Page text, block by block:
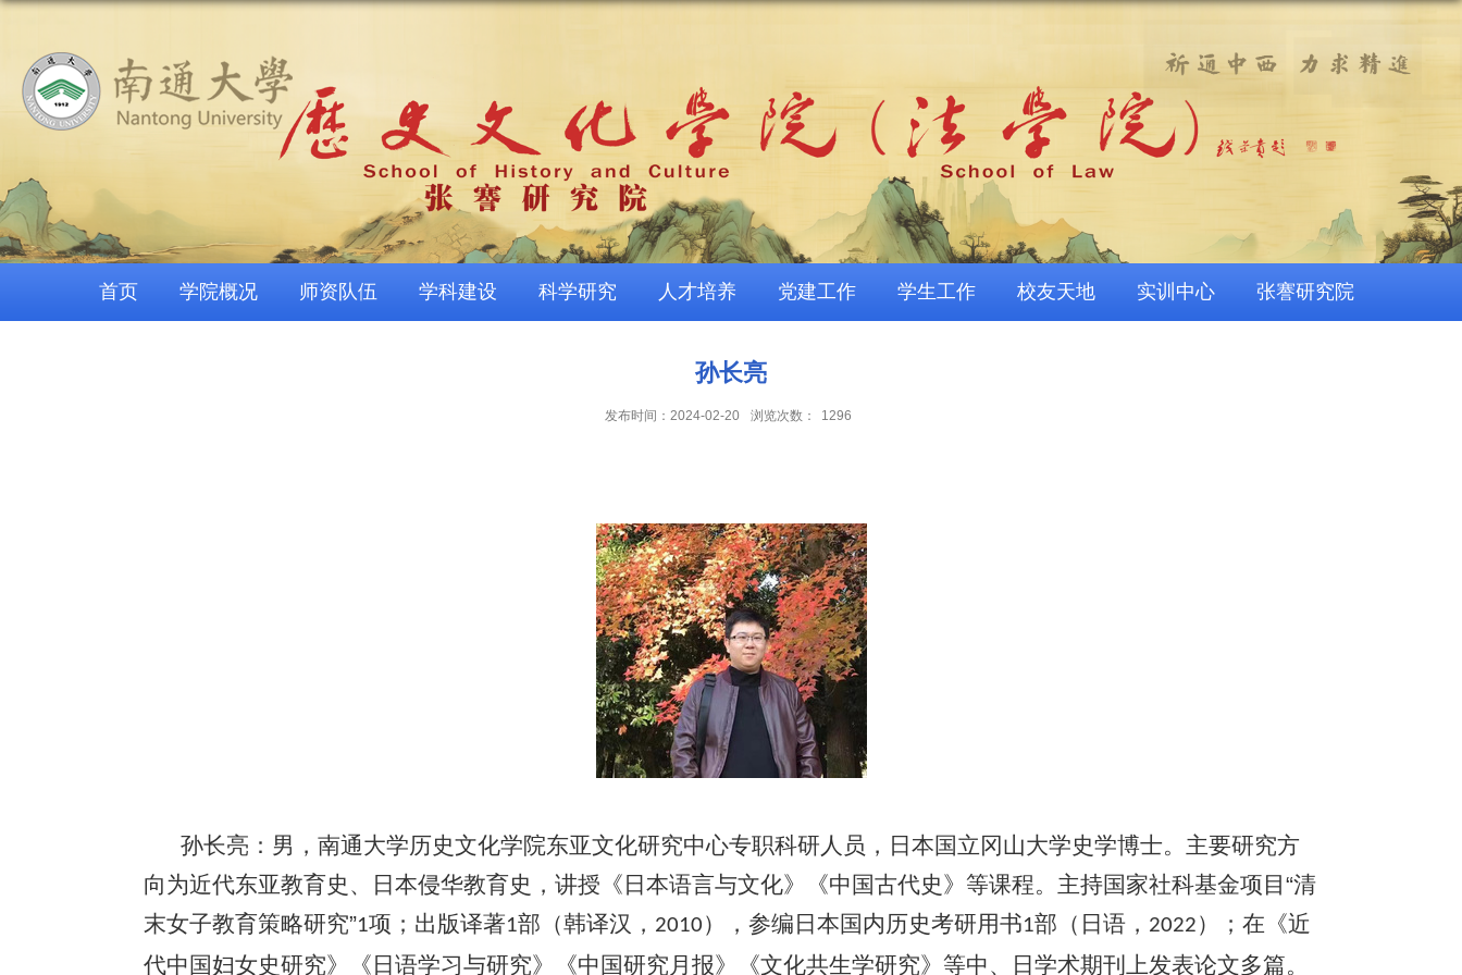
首页 学院概况 师资队伍 学科建设 科学研究 人才培养 党建工作 学生工作 校友天地 实训中心 张謇研究院
孙长亮
发布时间：2024-02-20 浏览次数： 1296
孙长亮：男，南通大学历史文化学院东亚文化研究中心专职科研人员，日本国立冈山大学史学博士。主要研究方
向为近代东亚教育史、日本侵华教育史，讲授《日本语言与文化》《中国古代史》等课程。主持国家社科基金项目“清
末女子教育策略研究”1项；出版译著1部（韩译汉， 2010），参编日本国内历史考研用书1部（日语， 2022）；在《近
代中国妇女史研究》《日语学习与研究》《中国研究月报》《文化共生学研究》等中、日学术期刊上发表论文多篇。